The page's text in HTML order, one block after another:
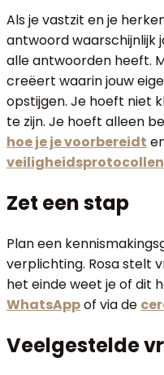
Als je vastzit en je
antwoord waarschijnlijk
alle antwoorden heeft.
creëert waarin jouw
opstijgen. Je hoeft niet
te zijn. Je hoeft alleen
hoe je je voorbereidt
veiligheidsprotocollen
Zet een stap
Plan een
verplichting. Rosa stelt
het einde weet je of dit
WhatsAppof via de
Veelgestelde